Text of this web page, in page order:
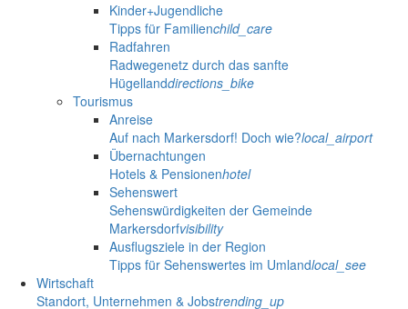
Kinder+Jugendliche
Tipps für Familienchild_care
Radfahren
Radwegenetz durch das sanfte
Hügellanddirections_bike
Tourismus
Anreise
Auf nach Markersdorf! Doch wie?local_airport
Übernachtungen
Hotels & Pensionenhotel
Sehenswert
Sehenswürdigkeiten der Gemeinde
Markersdorfvisibility
Ausflugsziele in der Region
Tipps für Sehenswertes im Umlandlocal_see
Wirtschaft
Standort, Unternehmen & Jobstrending_up